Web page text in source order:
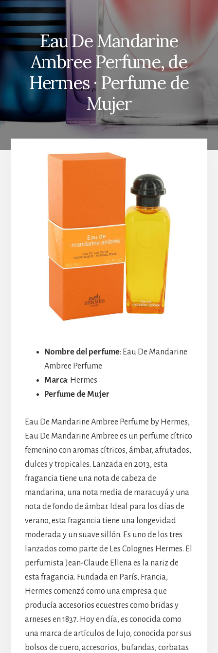
Eau De Mandarine
Ambree Perfume, de
Hermes · Perfume de
Mujer
Nombre del perfume: Eau De Mandarine
Ambree Perfume
Marca: Hermes
Perfume de Mujer
Eau De Mandarine Ambree Perfume by Hermes,
Eau De Mandarine Ambree es un perfume cítrico
femenino con aromas cítricos, ámbar, afrutados,
dulces y tropicales. Lanzada en 2013, esta
fragancia tiene una nota de cabeza de
mandarina, una nota media de maracuyá y una
nota de fondo de ámbar. Ideal para los días de
verano, esta fragancia tiene una longevidad
moderada y un suave sillón. Es uno de los tres
lanzados como parte de Les Colognes Hermes. El
perfumista Jean-Claude Ellena es la nariz de
esta fragancia. Fundada en París, Francia,
Hermes comenzó como una empresa que
producía accesorios ecuestres como bridas y
arneses en 1837. Hoy en día, es conocida como
una marca de artículos de lujo, conocida por sus
bolsos de cuero, accesorios, bufandas, corbatas